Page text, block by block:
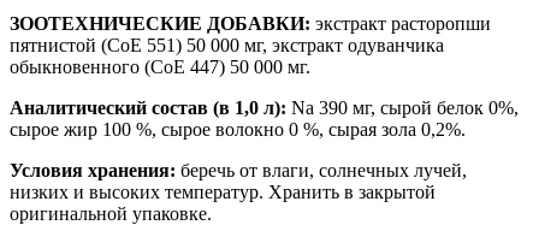
ЗООТЕХНИЧЕСКИЕ ДОБАВКИ: экстракт расторопши
пятнистой (СоЕ 551) 50 000 мг, экстракт одуванчика
обыкновенного (СоЕ 447) 50 000 мг.
Аналитический состав (в 1,0 л): Na 390 мг, сырой белок 0%,
сырое жир 100 %, сырое волокно 0 %, сырая зола 0,2%.
Условия хранения: беречь от влаги, солнечных лучей,
низких и высоких температур. Хранить в закрытой
оригинальной упаковке.